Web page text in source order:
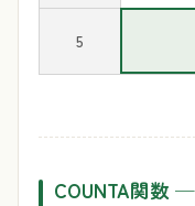
5
COUNTA関数